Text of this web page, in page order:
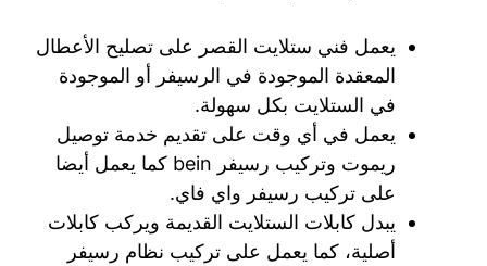
يعمل فني ستلايت القصر على تصليح الأعطال
المعقدة الموجودة في الرسيفر أو الموجودة
في الستلايت بكل سهولة.
يعمل في أي وقت على تقديم خدمة توصيل
ريموت وتركيب رسيفر bein كما يعمل أيضا
على تركيب رسيفر واي فاي.
يبدل كابلات الستلايت القديمة ويركب كابلات
أصلية، كما يعمل على تركيب نظام رسيفر